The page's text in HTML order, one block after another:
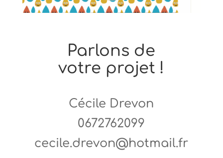
Parlons de
votre projet !
Cécile Drevon
0672762099
cecile.drevon@hotmail.fr